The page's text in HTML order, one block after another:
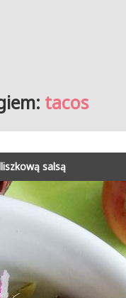
tacos
salsą